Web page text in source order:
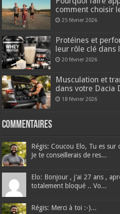
comment choisir
25 février 2026
Protéines et
leur rôle clé dans
20 février 2026
Musculation et
dans votre Dacia
18 février 2026
Commentaires
Régis: Coucou Elo, Tu es
Je te conseillerais de res...
Elo: Bonjour , j'ai 27 ans ,
totalement bloqué .. Vo...
Régis: Merci à toi :-)...